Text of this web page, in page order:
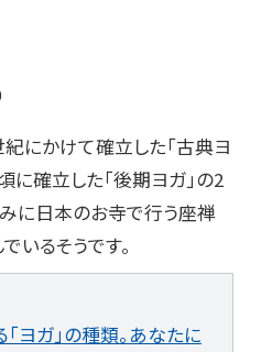
にかけて確立した「古典ヨ
に確立した「後期ヨガ」の2
に日本のお寺で行う座禅
いるそうです。
ヨガ」の種類。あなたに